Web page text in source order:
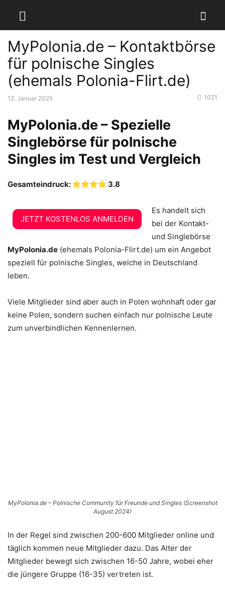
MyPolonia.de – Kontaktbörse
für polnische Singles
(ehemals Polonia-Flirt.de)
12. Januar 2025 1021
MyPolonia.de – Spezielle
Singlebörse für polnische
Singles im Test und Vergleich
Gesamteindruck: 3.8
JETZT KOSTENLOS ANMELDEN
Es handelt sich
bei der Kontakt-
und Singlebörse
MyPolonia.de (ehemals Polonia-Flirt.de) um ein Angebot
speziell für polnische Singles, welche in Deutschland
leben.
Viele Mitglieder sind aber auch in Polen wohnhaft oder gar
keine Polen, sondern suchen einfach nur polnische Leute
zum unverbindlichen Kennenlernen.
MyPolonia.de – Polnische Community für Freunde und Singles (Screenshot
August 2024)
In der Regel sind zwischen 200-600 Mitglieder online und
täglich kommen neue Mitglieder dazu. Das Alter der
Mitglieder bewegt sich zwischen 16-50 Jahre, wobei eher
die jüngere Gruppe (16-35) vertreten ist.